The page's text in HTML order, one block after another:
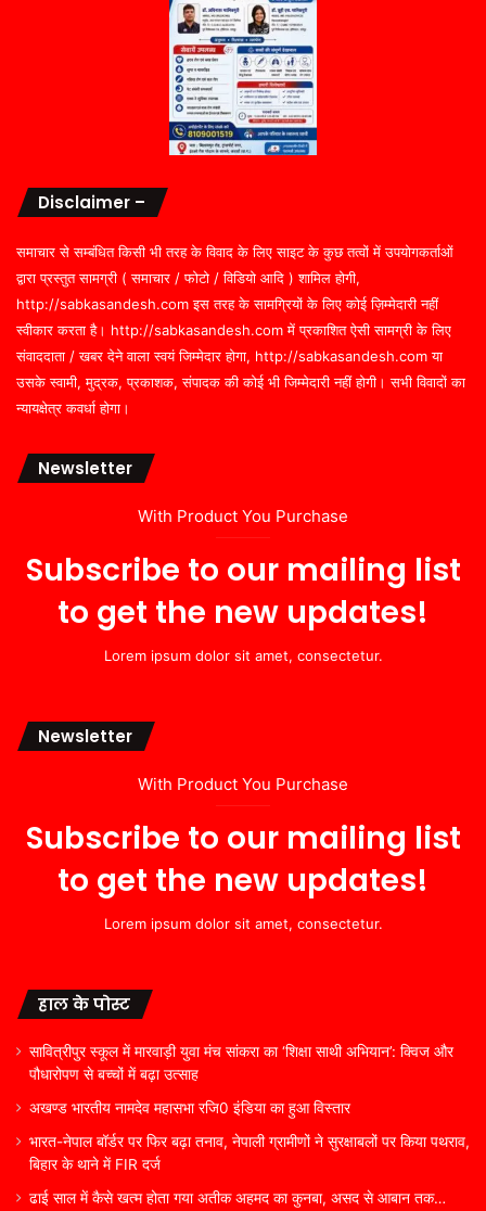
Disclaimer –
समाचार से सम्बंधित किसी भी तरह के विवाद के लिए साइट के कुछ तत्वों में उपयोगकर्ताओं
द्वारा प्रस्तुत सामग्री ( समाचार / फोटो / विडियो आदि ) शामिल होगी,
http://sabkasandesh.com इस तरह के सामग्रियों के लिए कोई ज़िम्मेदारी नहीं
स्वीकार करता है। http://sabkasandesh.com में प्रकाशित ऐसी सामग्री के लिए
संवाददाता / खबर देने वाला स्वयं जिम्मेदार होगा, http://sabkasandesh.com या
उसके स्वामी, मुद्रक, प्रकाशक, संपादक की कोई भी जिम्मेदारी नहीं होगी। सभी विवादों का
न्यायक्षेत्र कवर्धा होगा।
Newsletter
With Product You Purchase
Subscribe to our mailing list
to get the new updates!
Lorem ipsum dolor sit amet, consectetur.
Newsletter
With Product You Purchase
Subscribe to our mailing list
to get the new updates!
Lorem ipsum dolor sit amet, consectetur.
हाल के पोस्ट
सावित्रीपुर स्कूल में मारवाड़ी युवा मंच सांकरा का ‘शिक्षा साथी अभियान’: क्विज और
पौधारोपण से बच्चों में बढ़ा उत्साह
अखण्ड भारतीय नामदेव महासभा रजि0 इंडिया का हुआ विस्तार
भारत-नेपाल बॉर्डर पर फिर बढ़ा तनाव, नेपाली ग्रामीणों ने सुरक्षाबलों पर किया पथराव,
बिहार के थाने में FIR दर्ज
ढाई साल में कैसे खत्म होता गया अतीक अहमद का कुनबा, असद से आबान तक…